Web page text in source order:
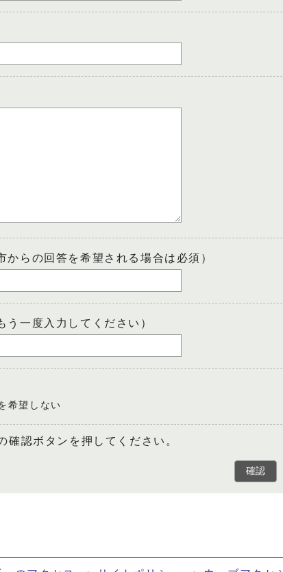
からの回答を希望される場合は必須）
う一度入力してください）
希望しない
確認ボタンを押してください。
確認